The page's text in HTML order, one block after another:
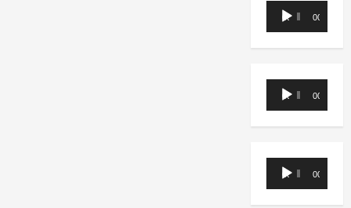
Lecteur
audio
00:00 00:00
Lecteur
audio
00:00 00:00
Lecteur
audio
00:00 00:00